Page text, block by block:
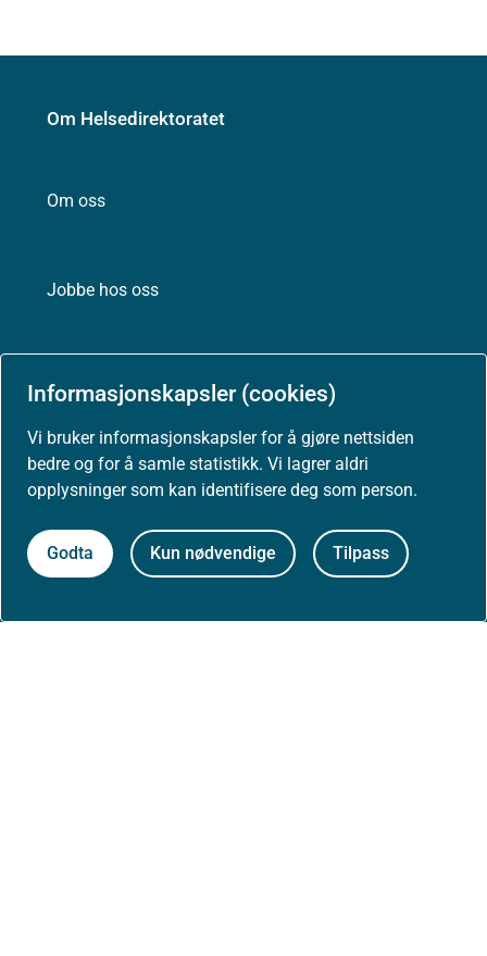
Informasjonskapsler (cookies)
Vi bruker informasjonskapsler for å gjøre nettsiden
bedre og for å samle statistikk. Vi lagrer aldri
opplysninger som kan identifisere deg som person.
Godta Kun nødvendige Tilpass
Om Helsedirektoratet
Om oss
Jobbe hos oss
Kontakt oss
Helsedirektoratet
Postboks 220, Skøyen
0213 Oslo